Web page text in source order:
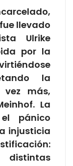
llevado
Ulrike
por la
la
vez más,
La
pánico
injusticia
distintas